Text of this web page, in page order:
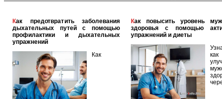
Как предотвратить заболевания
дыхательных путей с помощью
профилактики и дыхательных
упражнений
Как
Как повысить уровень мужского
здоровья с помощью
упражнений и диеты
как